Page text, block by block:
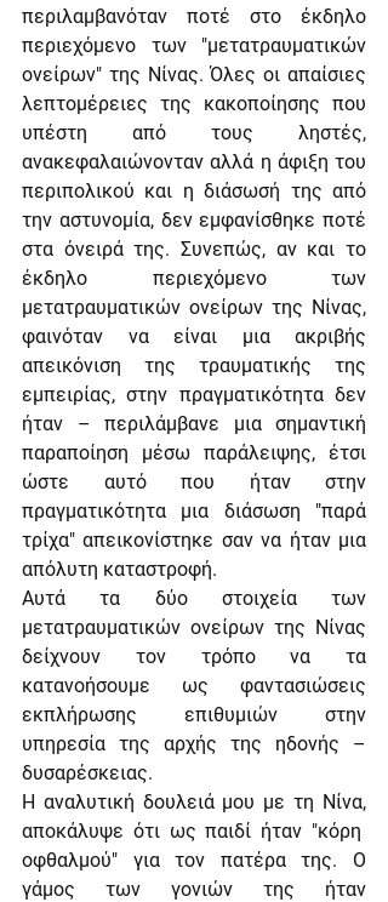
περιλαμβανόταν ποτέ στο έκδηλο
περιεχόμενο των "μετατραυματικών
ονείρων" της Νίνας. Όλες οι απαίσιες
λεπτομέρειες της κακοποίησης που
υπέστη από τους ληστές,
ανακεφαλαιώνονταν αλλά η άφιξη του
περιπολικού και η διάσωσή της από
την αστυνομία, δεν εμφανίσθηκε ποτέ
στα όνειρά της. Συνεπώς, αν και το
έκδηλο περιεχόμενο των
μετατραυματικών ονείρων της Νίνας,
φαινόταν να είναι μια ακριβής
απεικόνιση της τραυματικής της
εμπειρίας, στην πραγματικότητα δεν
ήταν – περιλάμβανε μια σημαντική
παραποίηση μέσω παράλειψης, έτσι
ώστε αυτό που ήταν στην
πραγματικότητα μια διάσωση "παρά
τρίχα" απεικονίστηκε σαν να ήταν μια
απόλυτη καταστροφή.
Αυτά τα δύο στοιχεία των
μετατραυματικών ονείρων της Νίνας
δείχνουν τον τρόπο να τα
κατανοήσουμε ως φαντασιώσεις
εκπλήρωσης επιθυμιών στην
υπηρεσία της αρχής της ηδονής –
δυσαρέσκειας.
Η αναλυτική δουλειά μου με τη Νίνα,
αποκάλυψε ότι ως παιδί ήταν "κόρη
οφθαλμού" για τον πατέρα της. Ο
γάμος των γονιών της ήταν